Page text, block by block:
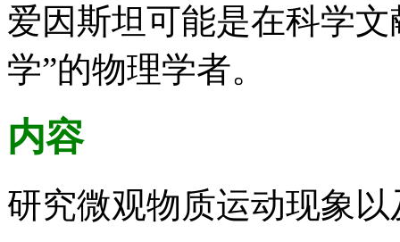
爱因斯坦可能是在科学
学”的物理学者。
内容
研究微观物质运动现象